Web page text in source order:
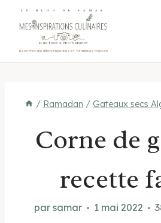
LE BLOG DE SAMAR
Recettes méditerranéennes et familiales maison
/ Ramadan / Gateaux secs
Corne de
recette
par samar 1 mai 2022